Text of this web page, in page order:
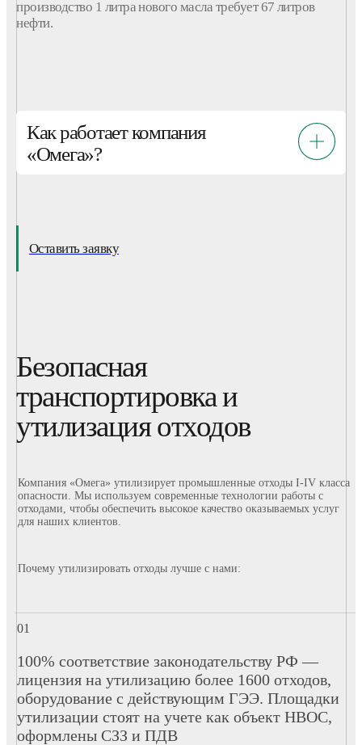
производство 1 литра нового масла требует 67 литров
нефти.
Как работает компания
«Омега»?
Оставить заявку
Безопасная
транспортировка и
утилизация отходов
Компания «Омега» утилизирует промышленные отходы I-IV класса
опасности. Мы используем современные технологии работы с
отходами, чтобы обеспечить высокое качество оказываемых услуг
для наших клиентов.
Почему утилизировать отходы лучше с нами:
100% соответствие законодательству РФ —
лицензия на утилизацию более 1600 отходов,
оборудование с действующим ГЭЭ. Площадки
утилизации стоят на учете как объект НВОС,
оформлены СЗЗ и ПДВ